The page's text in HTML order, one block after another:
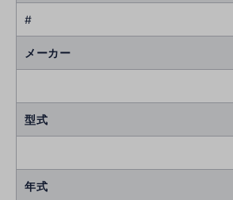
#
メーカー
型式
年式